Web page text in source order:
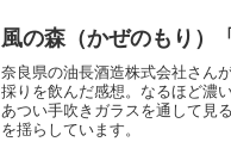
風の森（かぜのもり）
奈良県の油長酒造株式会社さん
採りを飲んだ感想。なるほど濃
あつい手吹きガラスを通して見
を揺らしています。